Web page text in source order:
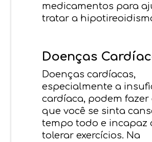
medicamentos para
tratar a
Doenças
Doenças cardíacas,
especialmente a
cardíaca, podem fazer
que você se sinta
tempo todo e incapaz
tolerar exercícios. Na